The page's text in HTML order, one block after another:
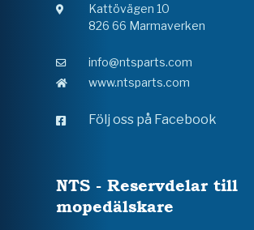
Kattövägen 10
826 66 Marmaverken
info@ntsparts.com
www.ntsparts.com
Följ oss på Facebook
NTS - Reservdelar till
mopedälskare